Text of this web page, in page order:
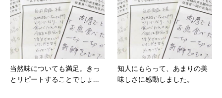
当然味についても満足。きっ
とリピートすることでしょ...
知人にもらって、あまりの美
味しさに感動しました。